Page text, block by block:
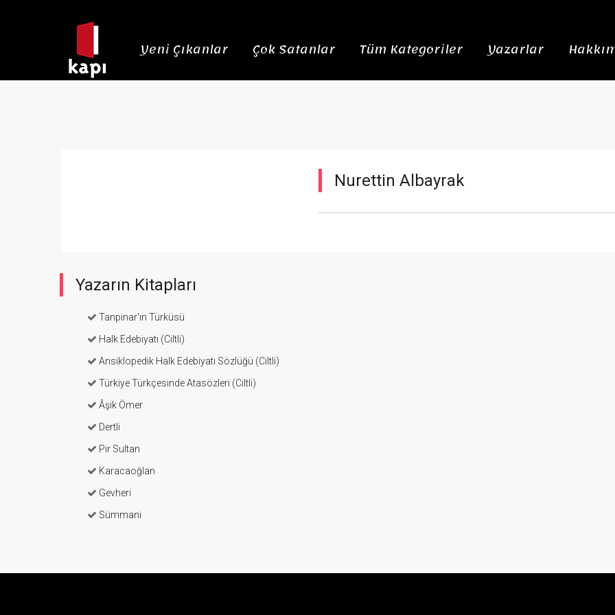
Yeni Çıkanlar Çok Satanlar Tüm Kategoriler Yazarlar
Nurettin Albayrak
Yazarın Kitapları
Tanpınar'ın Türküsü
Halk Edebiyatı (Ciltli)
Ansiklopedik Halk Edebiyatı Sözlüğü (Ciltli)
Türkiye Türkçesinde Atasözleri (Ciltli)
Âşık Ömer
Dertli
Pir Sultan
Karacaoğlan
Gevheri
Sümmani